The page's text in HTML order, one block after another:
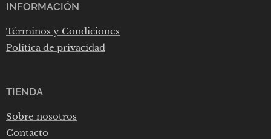
INFORMACIÓN
Términos y Condiciones
Política de privacidad
TIENDA
Sobre nosotros
Contacto